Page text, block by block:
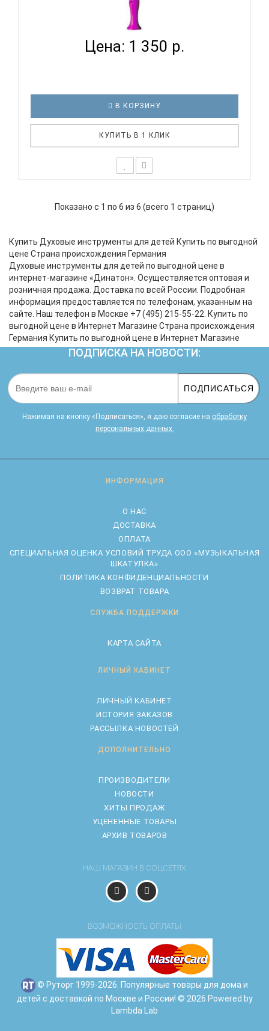
HOHNER B95084 VI - БЛОКФЛЕЙТА СОПРАНО
НЕМЕЦКАЯ СИС...
Цена: 1 350 р.
В КОРЗИНУ
КУПИТЬ В 1 КЛИК
качество звучания инструмента и нужно
одним из лучших способов с детства развивать
слух у ребенка. В тоже время, дети будут у..
Показано с 1 по 6 из 6 (всего 1 страниц)
Купить Духовые инструменты для детей Купить по выгодной
цене Страна происхождения Германия
Духовые инструменты для детей по выгодной цене в
интернет-магазине «Динатон». Осуществляется оптовая и
розничная продажа. Доставка по всей России. Подробная
информация предоставляется по телефонам, указанным на
сайте. Наш телефон в Москве +7 (495) 215-55-22. Купить по
выгодной цене в Интернет Магазине Страна происхождения
Германия Купить по выгодной цене в Интернет Магазине
ПОДПИСКА НА НОВОСТИ:
ПОДПИСАТЬСЯ
Нажимая на кнопку «Подписаться», я даю cогласие на обработку
персональных данных.
ИНФОРМАЦИЯ
О НАС
ДОСТАВКА
ОПЛАТА
CПЕЦИАЛЬНАЯ ОЦЕНКА УСЛОВИЙ ТРУДА ООО «МУЗЫКАЛЬНАЯ
ШКАТУЛКА»
ПОЛИТИКА КОНФИДЕНЦИАЛЬНОСТИ
ВОЗВРАТ ТОВАРА
СЛУЖБА ПОДДЕРЖКИ
КАРТА САЙТА
ЛИЧНЫЙ КАБИНЕТ
ЛИЧНЫЙ КАБИНЕТ
ИСТОРИЯ ЗАКАЗОВ
РАССЫЛКА НОВОСТЕЙ
ДОПОЛНИТЕЛЬНО
ПРОИЗВОДИТЕЛИ
НОВОСТИ
ХИТЫ ПРОДАЖ
УЦЕНЕННЫЕ ТОВАРЫ
АРХИВ ТОВАРОВ
НАШ МАГАЗИН В СОЦСЕТЯХ
ВОЗМОЖНОСТЬ ОПЛАТЫ
© Руторг 1999-2026. Популярные товары для дома и
детей с доставкой по Москве и России! © 2026 Powered by
Lambda Lab